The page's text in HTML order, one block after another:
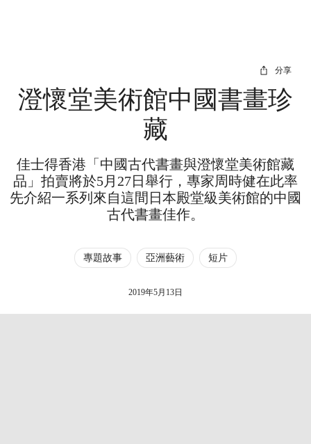
分享
澄懷堂美術館中國書畫珍
藏
佳士得香港「中國古代書畫與澄懷堂美術館藏
品」拍賣將於5月27日舉行，專家周時健在此率
先介紹一系列來自這間日本殿堂級美術館的中國
古代書畫佳作。
專題故事 亞洲藝術 短片
2019年5月13日